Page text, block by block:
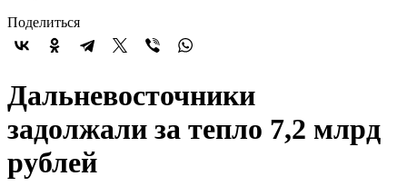
Поделиться
Дальневосточники
задолжали за тепло 7,2 млрд
рублей